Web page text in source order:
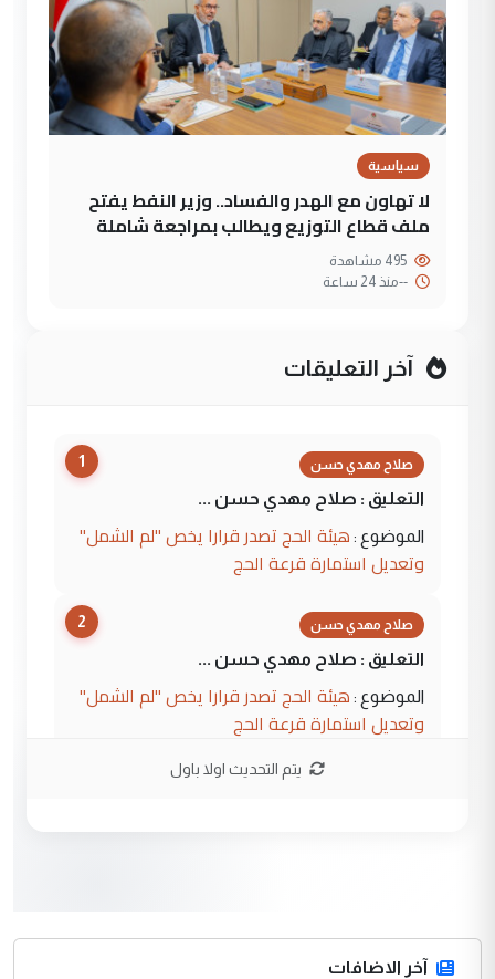
سياسية
لا تهاون مع الهدر والفساد.. وزير النفط يفتح
ملف قطاع التوزيع ويطالب بمراجعة شاملة
--منذ 24 ساعة
آخر التعليقات
1 صلاح مهدي حسن
التعليق : صلاح مهدي حسن ...
الموضوع : هيئة الحج تصدر قرارا يخص "لم الشمل"
وتعديل استمارة قرعة الحج
2 صلاح مهدي حسن
التعليق : صلاح مهدي حسن ...
الموضوع : هيئة الحج تصدر قرارا يخص "لم الشمل"
وتعديل استمارة قرعة الحج
المشترك لا تستهدف أية دولة ومفتوحة لانضمام
الدول الشقيقة
يتم التحديث اولا باول
آخر الاضافات